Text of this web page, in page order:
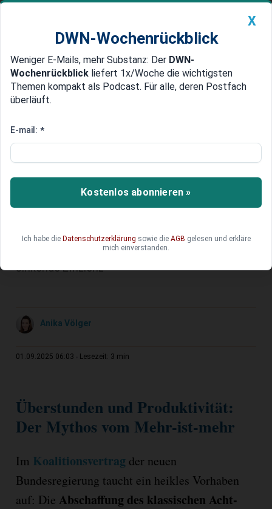
Newsticker MEIN DWN: Geldanlage Premium
Edelmetalle DWN-Magazin China
Mehr Arbeit – weniger Erfolg?
schaden
Die Bundesregierung prüft längere Arbeitszeiten
– theoretisch könnten Beschäftigte künftig bis
warnen: Mehr Stunden bedeuten nicht mehr
Produktivität, sondern Stress, Krankheit und
sinkende Effizienz
Anika Völger
01.09.2025 06:03 Lesezeit: 3 min
Überstunden und Produktivität:
Der Mythos vom Mehr-ist-mehr
Im Koalitionsvertrag der neuen
Bundesregierung taucht ein heikles Vorhaben
auf: Die Abschaffung des klassischen Acht-
X
DWN-Wochenrückblick
Weniger E-Mails, mehr Substanz: Der DWN-
Wochenrückblick liefert 1x/Woche die wichtigsten
Themen kompakt als Podcast. Für alle, deren Postfach
überläuft.
E-mail: *
Kostenlos abonnieren »
Ich habe die Datenschutzerklärung sowie die AGB gelesen und erkläre
mich einverstanden.